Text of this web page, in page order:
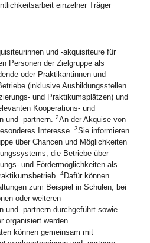
einzelner Träger
und -akquisiteure für
Personen der Zielgruppe als
oder Praktikantinnen und
(inklusive Ausbildungsstellen
und Praktikumsplätzen) und
Kooperations- und
und -partnern. 2An der Akquise von
Interesse. 3Sie informieren
über Chancen und Möglichkeiten
die Betriebe über
und Fördermöglichkeiten als
4Dafür können
zum Beispiel in Schulen, bei
oder weiteren
und -partnern durchgeführt sowie
organisiert werden.
können gemeinsam mit